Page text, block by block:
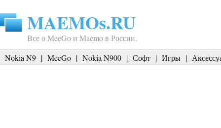
MAEMOs.RU
Все о MeeGo и Maemo в России.
Nokia N9 | MeeGo | Nokia N900 | Софт | Игры |